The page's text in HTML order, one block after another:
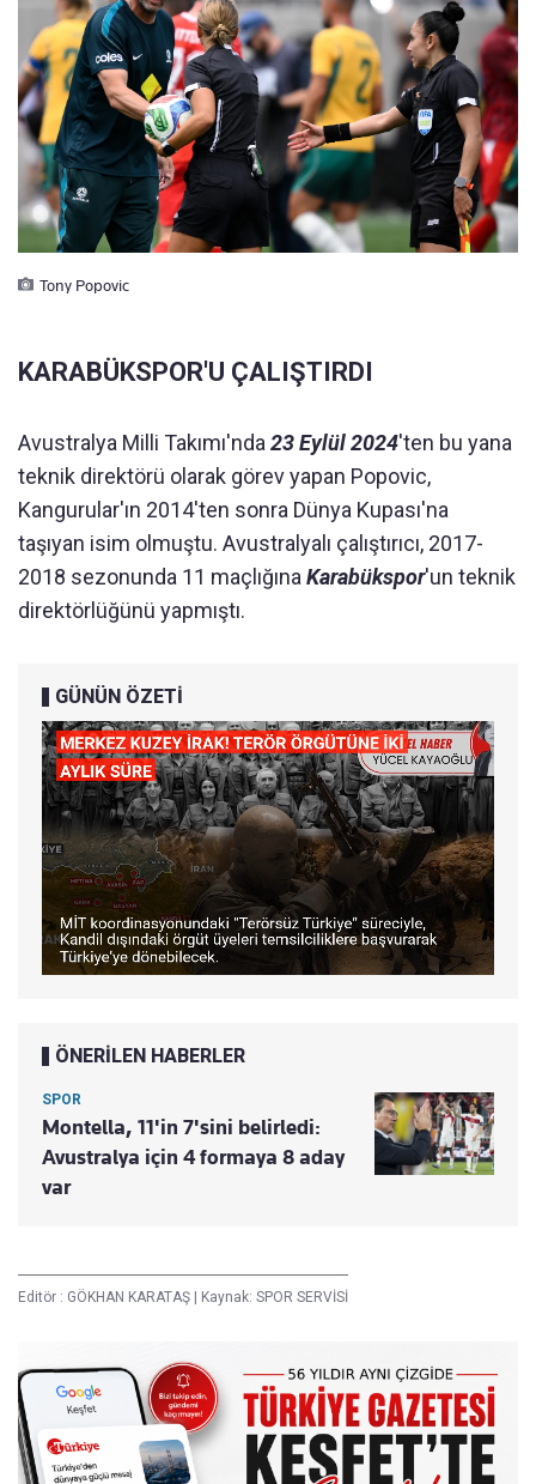
Tony Popovic
KARABÜKSPOR'U ÇALIŞTIRDI
Avustralya Milli Takımı'nda 23 Eylül 2024'ten bu yana
teknik direktörü olarak görev yapan Popovic,
Kangurular'ın 2014'ten sonra Dünya Kupası'na
taşıyan isim olmuştu. Avustralyalı çalıştırıcı, 2017-
2018 sezonunda 11 maçlığına Karabükspor'un teknik
direktörlüğünü yapmıştı.
GÜNÜN ÖZETİ
ÖNERİLEN HABERLER
SPOR
Montella, 11'in 7'sini belirledi:
Avustralya için 4 formaya 8 aday
var
Editör : GÖKHAN KARATAŞ Kaynak: SPOR SERVİSİ